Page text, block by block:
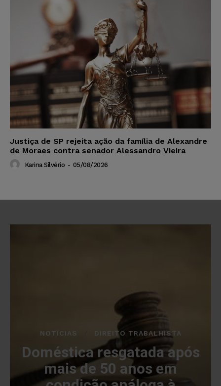
Justiça de SP rejeita ação da família de Alexandre
de Moraes contra senador Alessandro Vieira
Karina Silvério - 05/08/2026